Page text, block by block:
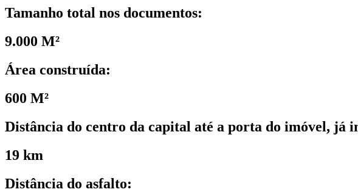
Tamanho total nos documentos:
9.000 M²
Área construída:
600 M²
Distância do centro da capital até a porta do imóvel, já
19 km
Distância do asfalto: